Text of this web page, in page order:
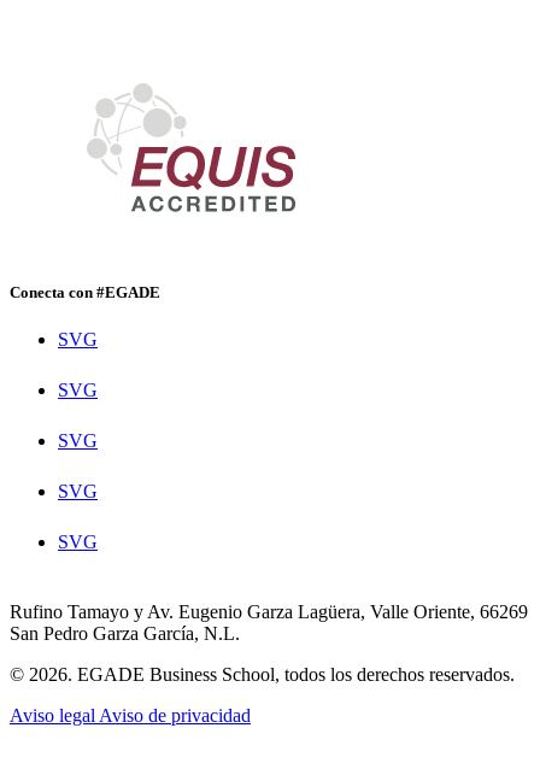
Conecta con #EGADE
SVG
SVG
SVG
SVG
SVG
Rufino Tamayo y Av. Eugenio Garza Lagüera, Valle Oriente, 66269
San Pedro Garza García, N.L.
© 2026. EGADE Business School, todos los derechos reservados.
Aviso legal Aviso de privacidad